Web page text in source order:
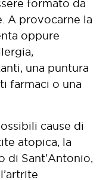
formato da
A provocarne la
oppure
una puntura
farmaci o una
cause di
atopica, la
di Sant’Antonio,